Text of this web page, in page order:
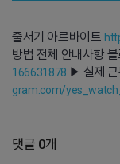
줄서기 아르바이트
방법 전체 안내사항
166631878 ▶ 실제 근
gram.com/
댓글 0개